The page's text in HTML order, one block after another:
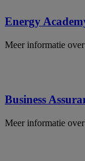
Energy
Meer informatie
Business
Meer informatie over